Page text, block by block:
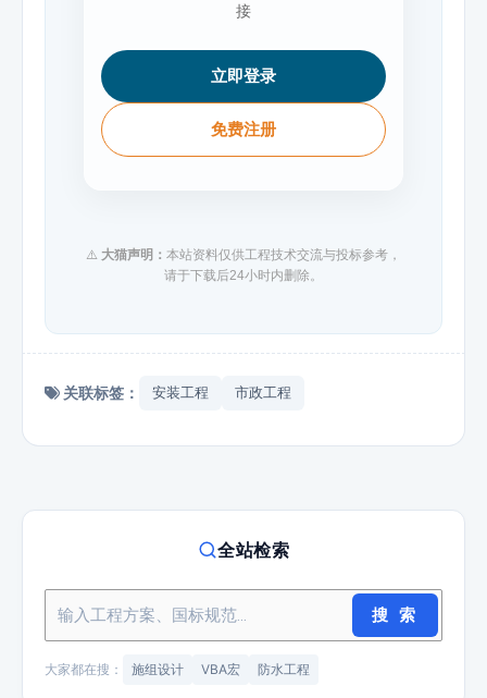
接
立即登录
免费注册
⚠️ 大猫声明： 本站资料仅供工程技术交流与投标参考，
请于下载后24小时内删除。
关联标签： 安装工程 市政工程
全站检索
搜 索
大家都在搜： 施组设计 VBA宏 防水工程